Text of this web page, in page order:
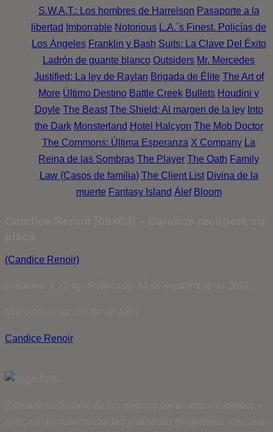
S.W.A.T.: Los hombres de Harrelson Pasaporte a la
libertad
Imborrable Notorious L.A.´s Finest. Policías de
Los Ángeles Franklin y Bash Suits: La Clave Del Éxito
Ladrón de guante blanco Outsiders Mr. Mercedes
Justified: La ley de Raylan Brigada de Élite The Art of
More Último Destino Battle Creek Bullets Houdini y
Doyle The Beast The Shield: Al margen de la ley Into
the Dark Monsterland Hotel Halcyon The Mob Doctor
The Commons: Última Esperanza X Company La
Reina de las Sombras The Player The Oath Family
Law (Casos de familia) The Client List Divina de la
muerte Fantasy Island Álef Bloom
(Candice Renoir)
Candice Renoir